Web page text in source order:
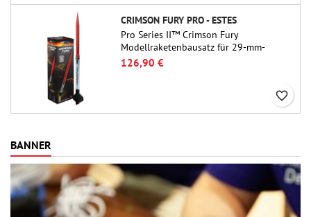
CRIMSON FURY PRO - ESTES
Pro Series II™ Crimson Fury
Modellraketenbausatz für 29-mm-
Motoren Typ E, F und G.Der Crimson
Fury wurde für fortgeschrittene
aufregende Starts, sanfte Landungen
126,90 €
favorite_border
BANNER